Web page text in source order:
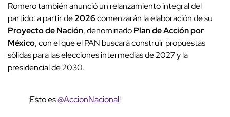
Romero también anunció un relanzamiento integral del
partido: a partir de2026comenzarán la elaboración de su
Proyecto de Nación, denominadoPlan de Acción por
México, con el que el PAN buscará construir propuestas
sólidas para las elecciones intermedias de 2027 y la
presidencial de 2030.
¡Esto es@AccionNacional!